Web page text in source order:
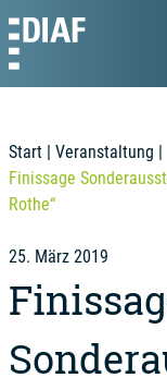
Start | Veranstaltung |
Finissage
Rothe“
25. März 2019